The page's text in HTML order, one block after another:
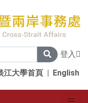
登入
江大學首頁 | English